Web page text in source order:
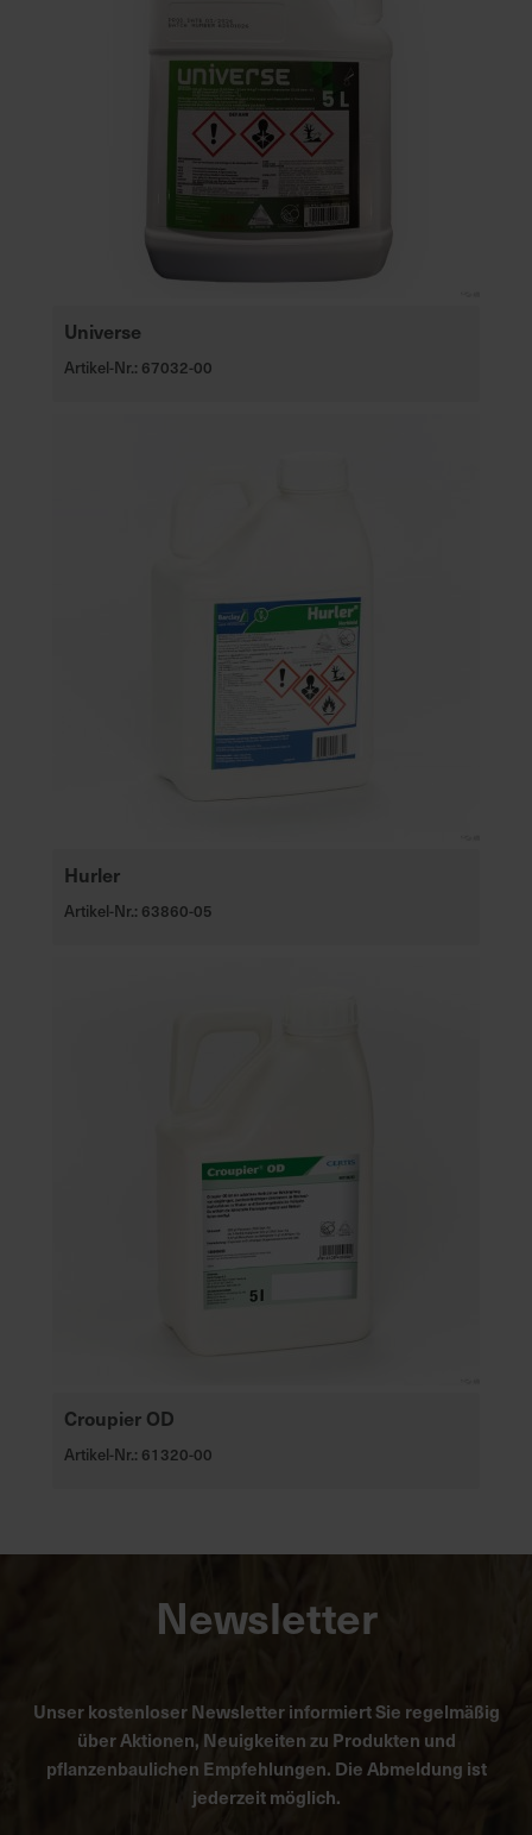
Universe
Artikel-Nr.: 67032-00
Hurler
Artikel-Nr.: 63860-05
Croupier OD
Artikel-Nr.: 61320-00
Newsletter
Unser kostenloser Newsletter informiert Sie regelmäßig
über Aktionen, Neuigkeiten zu Produkten und
pflanzenbaulichen Empfehlungen. Die Abmeldung ist
jederzeit möglich.